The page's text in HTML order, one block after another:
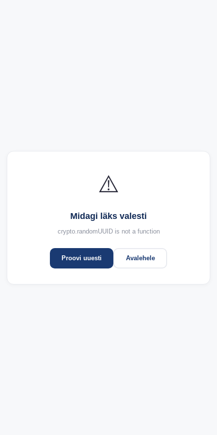
⚠️
Midagi läks valesti
crypto.randomUUID is not a function
Proovi uuesti Avalehele